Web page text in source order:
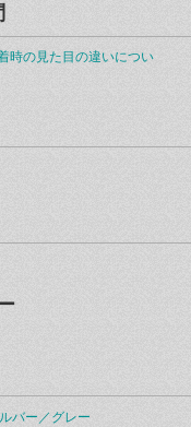
時の見た目の違いについ
バー／グレー